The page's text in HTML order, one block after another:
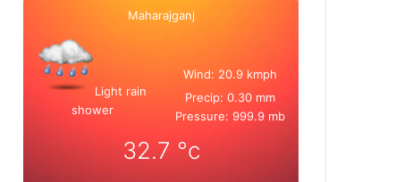
Maharajganj
Light rain
shower
Wind: 20.9 kmph
Precip: 0.30 mm
Pressure: 999.9 mb
32.7 °c